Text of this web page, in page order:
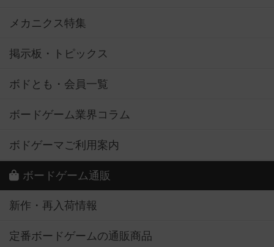
メカニクス特集
掲示板・トピックス
ボドとも・会員一覧
ボードゲーム業界コラム
ボドゲーマご利用案内
ボードゲーム通販
新作・再入荷情報
定番ボードゲームの通販商品